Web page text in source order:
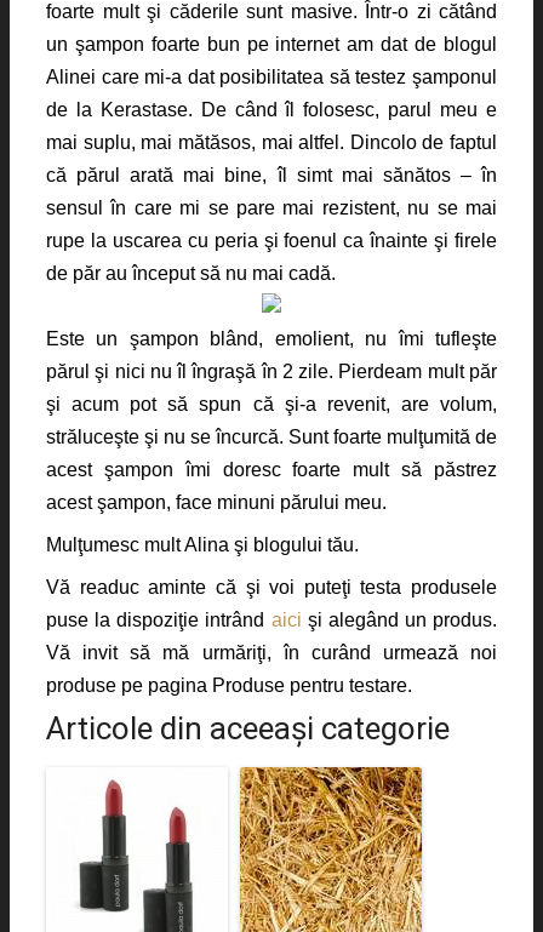
foarte mult şi căderile sunt masive. Într-o zi cătând
un şampon foarte bun pe internet am dat de blogul
Alinei care mi-a dat posibilitatea să testez şamponul
de la Kerastase. De când îl folosesc, parul meu e
mai suplu, mai mătăsos, mai altfel. Dincolo de faptul
că părul arată mai bine, îl simt mai sănătos – în
sensul în care mi se pare mai rezistent, nu se mai
rupe la uscarea cu peria şi foenul ca înainte şi firele
de păr au început să nu mai cadă.
Este un şampon blând, emolient, nu îmi tufleşte
părul şi nici nu îl îngraşă în 2 zile. Pierdeam mult păr
şi acum pot să spun că şi-a revenit, are volum,
străluceşte şi nu se încurcă. Sunt foarte mulţumită de
acest şampon îmi doresc foarte mult să păstrez
acest şampon, face minuni părului meu.
Mulţumesc mult Alina şi blogului tău.
Vă readuc aminte că şi voi puteţi testa produsele
puse la dispoziţie intrând aici şi alegând un produs.
Vă invit să mă urmăriţi, în curând urmează noi
produse pe pagina Produse pentru testare.
Articole din aceeaşi categorie